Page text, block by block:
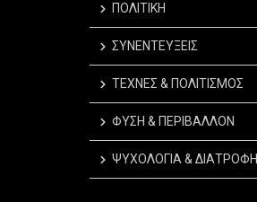
ΠΟΛΙΤΙΚΗ
ΣΥΝΕΝΤΕΥΞΕΙΣ
ΤΕΧΝΕΣ & ΠΟΛΙΤΙΣΜΟΣ
ΦΥΣΗ & ΠΕΡΙΒΑΛΛΟΝ
ΨΥΧΟΛΟΓΙΑ & ΔΙΑΤΡΟΦΗ